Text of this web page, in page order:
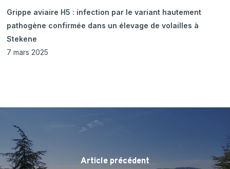
Grippe aviaire H5 : infection par le variant hautement
pathogène confirmée dans un élevage de volailles à
Stekene
7 mars 2025
Article précédent